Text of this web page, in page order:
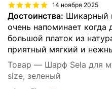
14 ноября 2025
Достоинства: Шикарный
очень напоминает когда
большой платок из
приятный мягкий и
Товар — Шарф Sela для
size, зеленый